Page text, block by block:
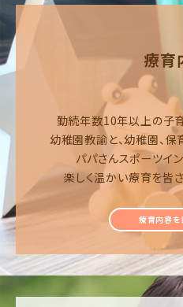
療育
勤続年数10年以上の子
幼稚園教諭と、幼稚園、
パパさんスポーツイ
楽しく温かい療育を皆
療育内容を